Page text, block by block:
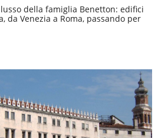
della famiglia Benetton: edifici
da Venezia a Roma, passando per